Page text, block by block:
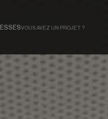
VOUS AVEZ UN PROJET ?